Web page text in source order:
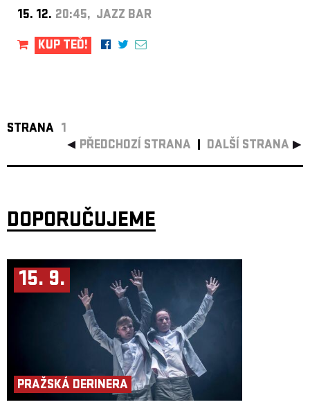
15. 12. 20:45, JAZZ BAR
KUP TEĎ!
STRANA 1
PŘEDCHOZÍ STRANA
DALŠÍ STRANA
DOPORUČUJEME
15. 9.
PRAŽSKÁ DERINERA